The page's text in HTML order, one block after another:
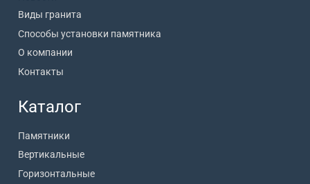
Каталог
Памятники
Вертикальные
Горизонтальные
Виды гранита
Способы установки памятника
О компании
Контакты